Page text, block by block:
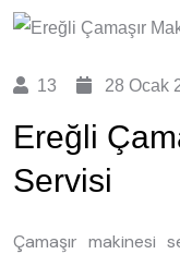
13 28 Ocak
Ereğli
Servisi
Çamaşır makinesi